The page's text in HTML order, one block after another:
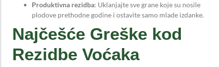
Produktivna rezidba: Uklanjajte sve grane koje su nosile
plodove prethodne godine i ostavite samo mlade izdanke.
Najčešće Greške kod
Rezidbe Voćaka